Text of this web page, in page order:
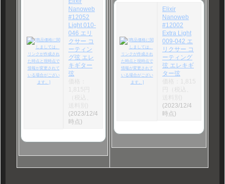
Nanoweb
#12052
Light 010-
046 エリ
クサー コ
ーティン
グ弦 エレ
キギター
弦
価格：
1,815円
（税込、
(2023/12/4
時点)
Elixir
Nanoweb
#12002
Extra Light
009-042 エ
リクサー コ
ーティング
弦 エレキギ
ター弦
価格：1,815
円（税込、
(2023/12/4
時点)